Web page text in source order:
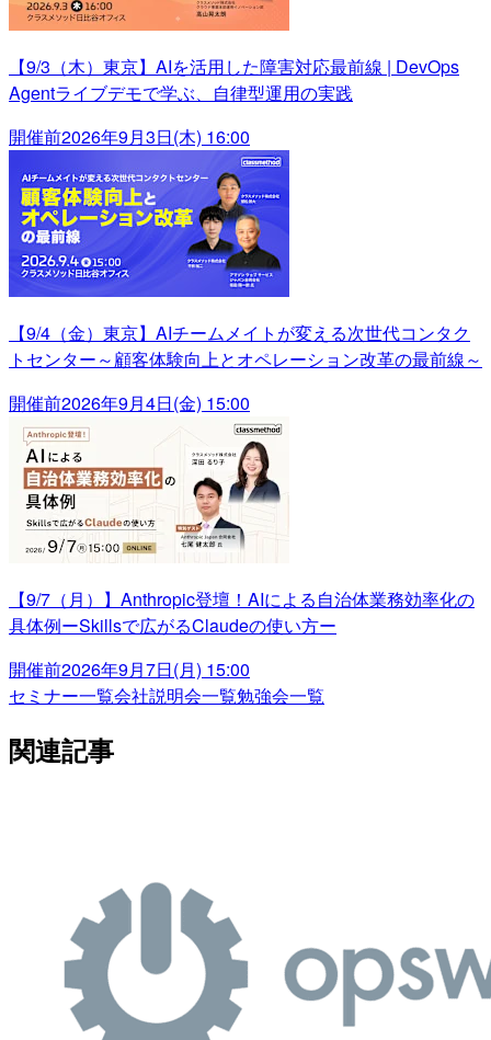
【9/3（木）東京】AIを活用した障害対応最前線 | DevOps
Agentライブデモで学ぶ、自律型運用の実践
開催前2026年9月3日(木) 16:00
【9/4（金）東京】AIチームメイトが変える次世代コンタク
トセンター～顧客体験向上とオペレーション改革の最前線～
開催前2026年9月4日(金) 15:00
【9/7（月）】Anthropic登壇！AIによる自治体業務効率化の
具体例ーSkillsで広がるClaudeの使い方ー
開催前2026年9月7日(月) 15:00
セミナー一覧会社説明会一覧勉強会一覧
関連記事